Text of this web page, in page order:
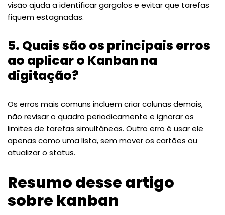
visão ajuda a identificar gargalos e evitar que tarefas
fiquem estagnadas.
5. Quais são os principais erros
ao aplicar o Kanban na
digitação?
Os erros mais comuns incluem criar colunas demais,
não revisar o quadro periodicamente e ignorar os
limites de tarefas simultâneas. Outro erro é usar ele
apenas como uma lista, sem mover os cartões ou
atualizar o status.
Resumo desse artigo
sobre kanban